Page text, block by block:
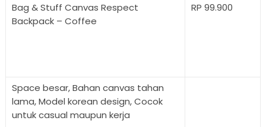
Bag & Stuff Canvas Respect
Backpack – Coffee
RP 99.900
Space besar, Bahan canvas tahan
lama, Model korean design, Cocok
untuk casual maupun kerja